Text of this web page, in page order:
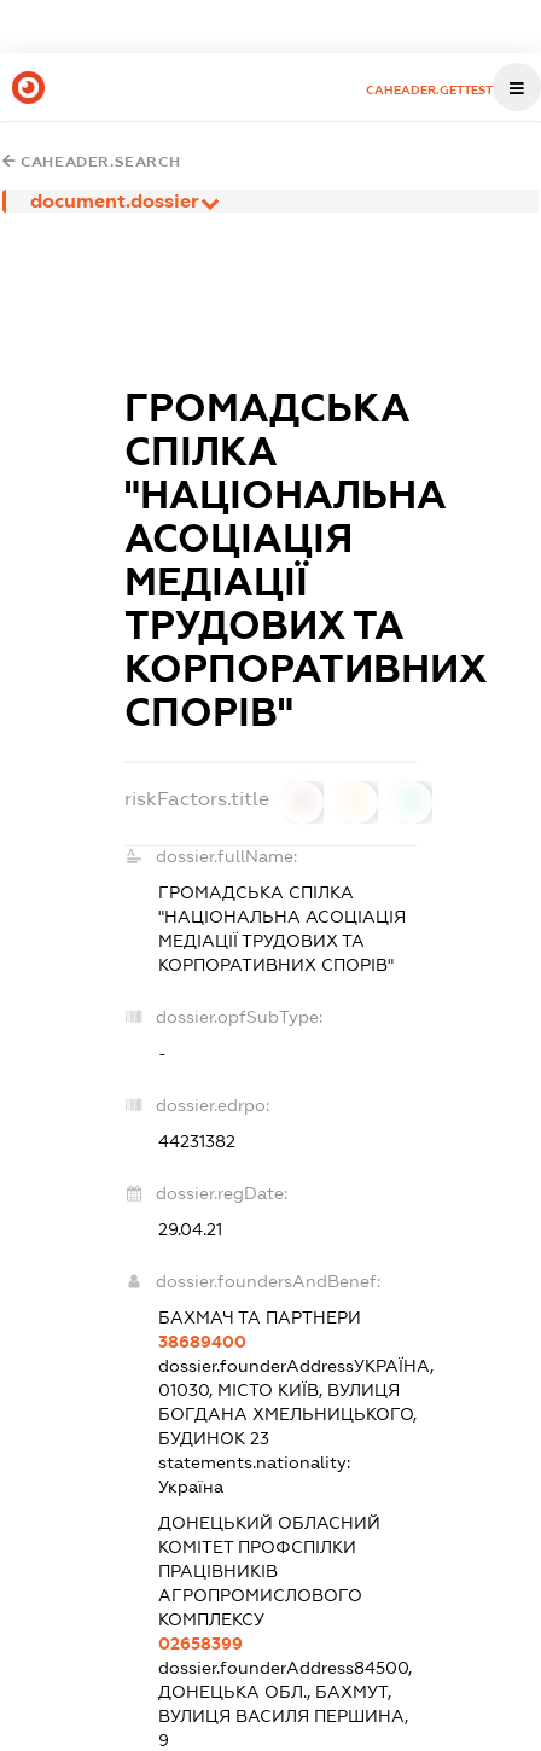
CAHEADER.GETTEST
CAHEADER.SEARCH
document.dossier
ГРОМАДСЬКА
СПІЛКА
"НАЦІОНАЛЬНА
АСОЦІАЦІЯ
МЕДІАЦІЇ
ТРУДОВИХ ТА
КОРПОРАТИВНИХ
СПОРІВ"
riskFactors.title
dossier.fullName:
ГРОМАДСЬКА СПІЛКА
"НАЦІОНАЛЬНА АСОЦІАЦІЯ
МЕДІАЦІЇ ТРУДОВИХ ТА
КОРПОРАТИВНИХ СПОРІВ"
dossier.opfSubType:
-
dossier.edrpo:
44231382
dossier.regDate:
29.04.21
dossier.foundersAndBenef:
БАХМАЧ ТА ПАРТНЕРИ
38689400
dossier.founderAddressУКРАЇНА,
01030, МІСТО КИЇВ, ВУЛИЦЯ
БОГДАНА ХМЕЛЬНИЦЬКОГО,
БУДИНОК 23
statements.nationality:
Україна
ДОНЕЦЬКИЙ ОБЛАСНИЙ
КОМІТЕТ ПРОФСПІЛКИ
ПРАЦІВНИКІВ
АГРОПРОМИСЛОВОГО
КОМПЛЕКСУ
02658399
dossier.founderAddress84500,
ДОНЕЦЬКА ОБЛ., БАХМУТ,
ВУЛИЦЯ ВАСИЛЯ ПЕРШИНА,
9